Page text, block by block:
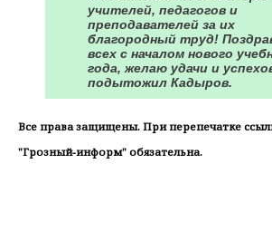
учителей, педагогов и
преподавателей за их
благородный труд!
всех с началом нового
года, желаю удачи и
подытожил Кадыров.
Все права защищены. При перепечатке
"Грозный-информ" обязательна.